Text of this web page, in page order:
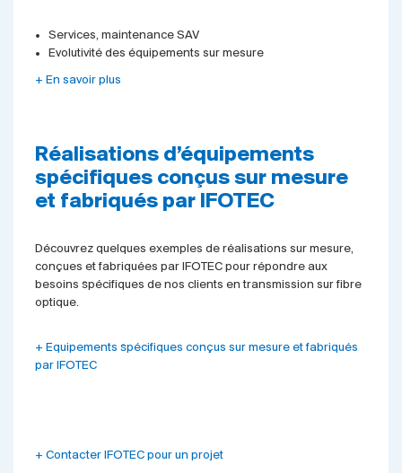
Services, maintenance SAV
Evolutivité des équipements sur mesure
+ En savoir plus
Réalisations d’équipements
spécifiques conçus sur mesure
et fabriqués par IFOTEC
Découvrez quelques exemples de réalisations sur mesure,
conçues et fabriquées par IFOTEC pour répondre aux
besoins spécifiques de nos clients en transmission sur fibre
optique.
+ Equipements spécifiques conçus sur mesure et fabriqués
par IFOTEC
+ Contacter IFOTEC pour un projet